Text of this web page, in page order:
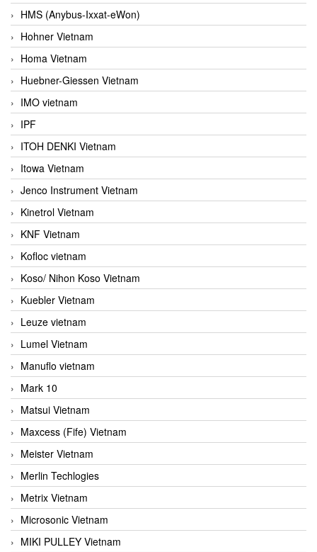
HMS (Anybus-Ixxat-eWon)
Hohner Vietnam
Homa Vietnam
Huebner-Giessen Vietnam
IMO vietnam
IPF
ITOH DENKI Vietnam
Itowa Vietnam
Jenco Instrument Vietnam
Kinetrol Vietnam
KNF Vietnam
Kofloc vietnam
Koso/ Nihon Koso Vietnam
Kuebler Vietnam
Leuze vietnam
Lumel Vietnam
Manuflo vietnam
Mark 10
Matsui Vietnam
Maxcess (Fife) Vietnam
Meister Vietnam
Merlin Techlogies
Metrix Vietnam
Microsonic Vietnam
MIKI PULLEY Vietnam